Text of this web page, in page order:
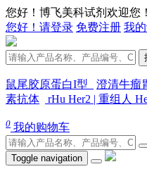
您好！博飞美科试剂欢迎您
您好！请登录 免费注册 我
鼠尾胶原蛋白I型 澄清牛瘤
素抗体
rHu Her2 | 重组人
0 我的购物车
Toggle navigation